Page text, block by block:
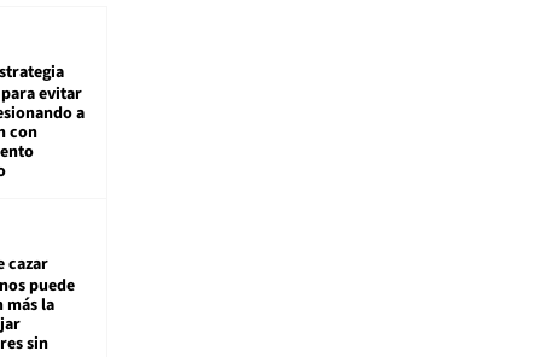
evitar
a
con
cazar
puede
más la
sin